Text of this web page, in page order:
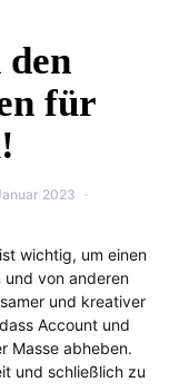
den
für
2023
wichtig, um einen
und von anderen
und kreativer
Account und
Masse abheben.
und schließlich zu